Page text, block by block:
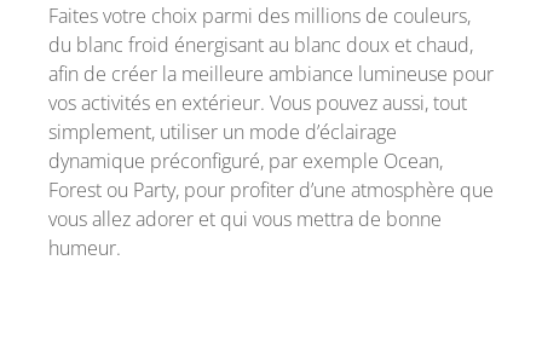
Faites votre choix parmi des millions de couleurs,
du blanc froid énergisant au blanc doux et chaud,
afin de créer la meilleure ambiance lumineuse pour
vos activités en extérieur. Vous pouvez aussi, tout
simplement, utiliser un mode d’éclairage
dynamique préconfiguré, par exemple Ocean,
Forest ou Party, pour profiter d’une atmosphère que
vous allez adorer et qui vous mettra de bonne
humeur.